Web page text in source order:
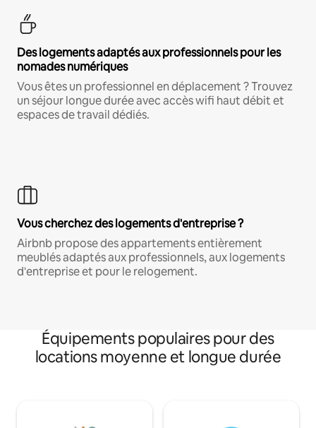
Des logements adaptés aux professionnels pour les
nomades numériques
Vous êtes un professionnel en déplacement ? Trouvez
un séjour longue durée avec accès wifi haut débit et
espaces de travail dédiés.
Vous cherchez des logements d'entreprise ?
Airbnb propose des appartements entièrement
meublés adaptés aux professionnels, aux logements
d'entreprise et pour le relogement.
Équipements populaires pour des
locations moyenne et longue durée